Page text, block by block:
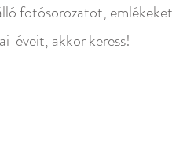
fotósorozatot,
éveit, akkor keress!